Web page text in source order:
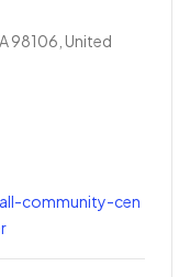
98106, United
community-cen